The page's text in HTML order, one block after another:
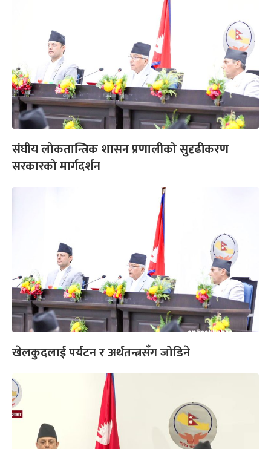
संघीय लोकतान्त्रिक शासन प्रणालीको सुदृढीकरण
सरकारको मार्गदर्शन
खेलकुदलाई पर्यटन र अर्थतन्त्रसँग जोडिने